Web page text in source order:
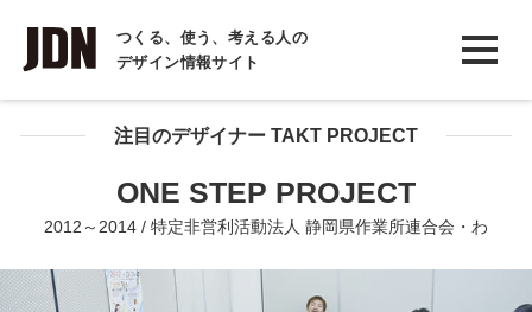
つくる、使う、考える人の
デザイン情報サイト
INTERVIEW
インタビュー
REPORT
COLUMN
注目のデザイナー TAKT PROJECT
ONE STEP PROJECT
2012～2014 / 特定非営利活動法人 静岡県作業所連合会・わ